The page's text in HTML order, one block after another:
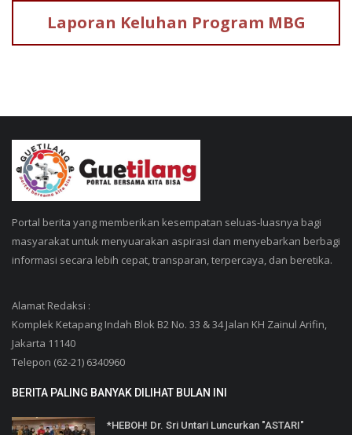
Laporan Keluhan Program MBG
Portal berita yang memberikan kesempatan seluas-luasnya bagi
masyarakat untuk menyuarakan aspirasi dan menyebarkan berbagi
informasi secara lebih cepat, transparan, terpercaya, dan beretika.
Alamat Redaksi :
Komplek Ketapang Indah Blok B2 No. 33 & 34 Jalan KH Zainul Arifin,
Jakarta 11140
Telepon (62-21) 6340960
BERITA PALING BANYAK DILIHAT BULAN INI
*HEBOH! Dr. Sri Untari Luncurkan "ASTARI"